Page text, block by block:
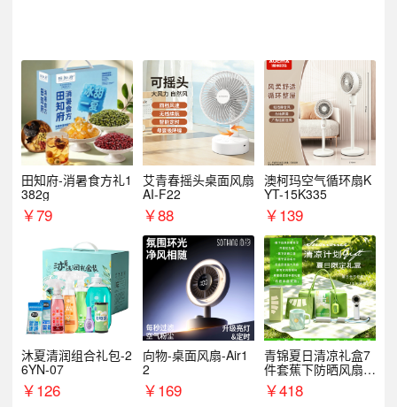
田知府-消暑食方礼1
382g
￥79
艾青春摇头桌面风扇
AI-F22
￥88
澳柯玛空气循环扇K
YT-15K335
￥139
沐夏清润组合礼包-2
6YN-07
￥126
向物-桌面风扇-Air1
2
￥169
青锦夏日清凉礼盒7
件套蕉下防晒风扇员
工福利端午伴手礼企
业定制
￥418